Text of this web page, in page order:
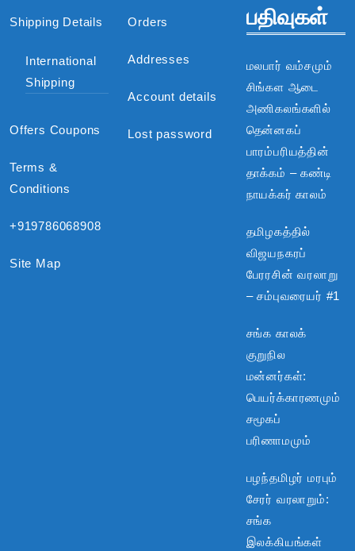
Shipping Details
International
Shipping
Offers Coupons
Terms &
Conditions
+919786068908
Site Map
Orders
Addresses
Account details
Lost password
பதிவுகள்
மலபார் வம்சமும்
சிங்கள ஆடை
அணிகலங்களில்
தென்னகப்
பாரம்பரியத்தின்
தாக்கம் – கண்டி
நாயக்கர் காலம்
தமிழகத்தில்
விஜயநகரப்
பேரரசின் வரலாறு
– சம்புவரையர் #1
சங்க காலக்
குறுநில
மன்னர்கள்:
பெயர்க்காரணமும்
சமூகப்
பரிணாமமும்
பழந்தமிழர் மரபும்
சேரர் வரலாறும்:
சங்க
இலக்கியங்கள்